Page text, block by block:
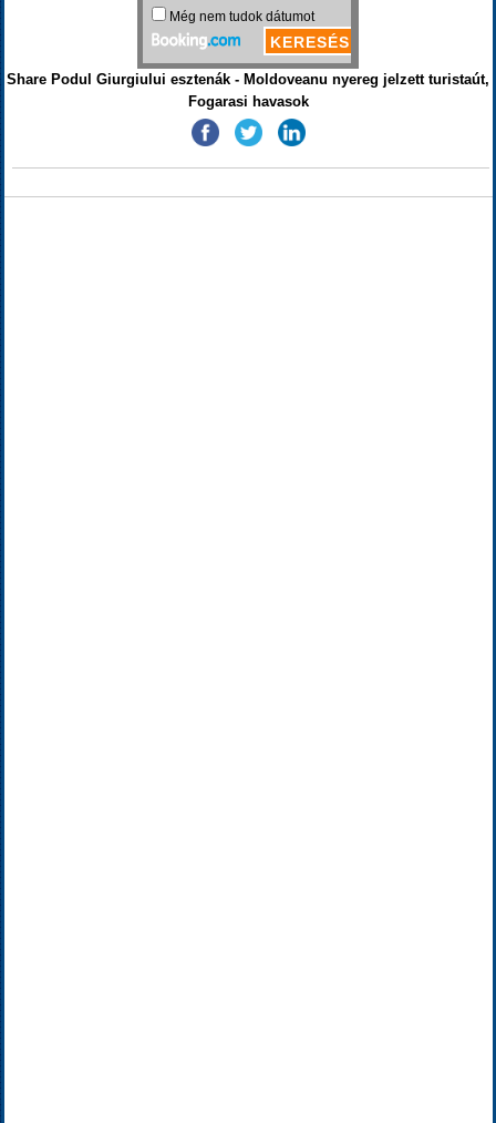
Share Podul Giurgiului esztenák - Moldoveanu nyereg jelzett turistaút,
Fogarasi havasok